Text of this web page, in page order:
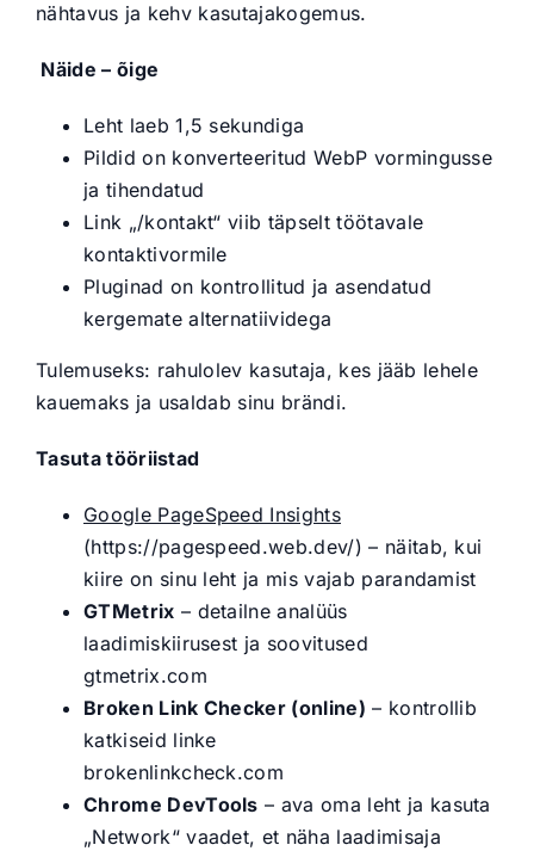
nähtavus ja kehv kasutajakogemus.
Näide – õige
Leht laeb 1,5 sekundiga
Pildid on konverteeritud WebP vormingusse
ja tihendatud
Link „/kontakt“ viib täpselt töötavale
kontaktivormile
Pluginad on kontrollitud ja asendatud
kergemate alternatiividega
Tulemuseks: rahulolev kasutaja, kes jääb lehele
kauemaks ja usaldab sinu brändi.
Tasuta tööriistad
Google PageSpeed Insights
(https://pagespeed.web.dev/) – näitab, kui
kiire on sinu leht ja mis vajab parandamist
GTMetrix – detailne analüüs
laadimiskiirusest ja soovitused
gtmetrix.com
Broken Link Checker (online) – kontrollib
katkiseid linke
brokenlinkcheck.com
Chrome DevTools – ava oma leht ja kasuta
„Network“ vaadet, et näha laadimisaja